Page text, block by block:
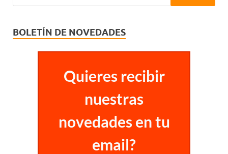
BOLETÍN DE NOVEDADES
Quieres recibir
nuestras
novedades en tu
email?